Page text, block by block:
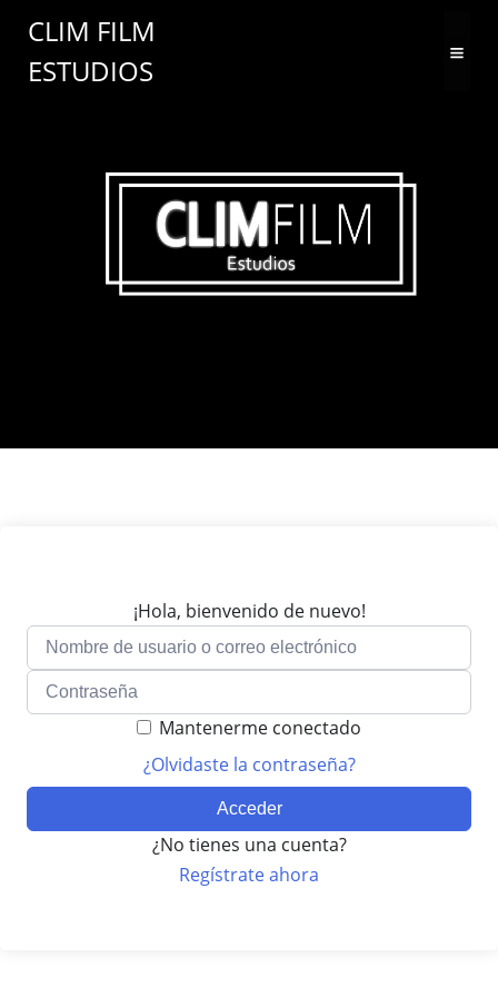
CLIM FILM
ESTUDIOS
¡Hola, bienvenido de nuevo!
Mantenerme conectado
¿Olvidaste la contraseña?
Acceder
¿No tienes una cuenta?
Regístrate ahora